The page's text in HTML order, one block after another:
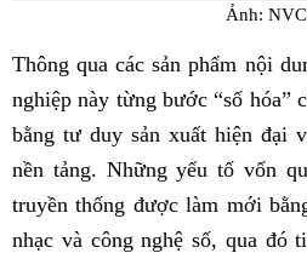
Ảnh:
Thông qua các sản phẩm nội
nghiệp này từng bước “số hóa”
bằng tư duy sản xuất hiện đại
nền tảng. Những yếu tố vốn
truyền thống được làm mới
nhạc và công nghệ số, qua đó